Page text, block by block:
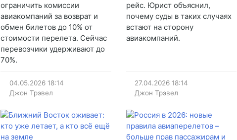
ограничить комиссии
авиакомпаний за возврат и
обмен билетов до 10% от
стоимости перелета. Сейчас
перевозчики удерживают до
70%.
04.05.2026 18:14
Джон Трэвел
рейс. Юрист объяснил,
почему суды в таких случаях
встают на сторону
авиакомпаний.
27.04.2026 18:14
Джон Трэвел